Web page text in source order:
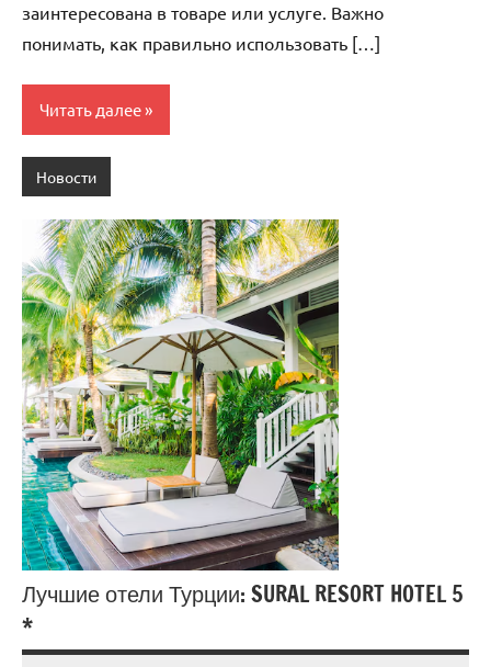
заинтересована в товаре или услуге. Важно
понимать, как правильно использовать […]
Читать далее
Новости
Лучшие отели Турции: SURAL RESORT HOTEL 5
*